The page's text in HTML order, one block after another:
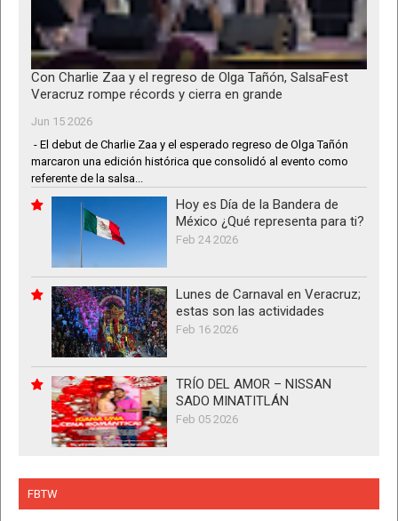
Con Charlie Zaa y el regreso de Olga Tañón, SalsaFest
Veracruz rompe récords y cierra en grande
Jun 15 2026
- El debut de Charlie Zaa y el esperado regreso de Olga Tañón
marcaron una edición histórica que consolidó al evento como
referente de la salsa...
Hoy es Día de la Bandera de
México ¿Qué representa para ti?
Feb 24 2026
Lunes de Carnaval en Veracruz;
estas son las actividades
Feb 16 2026
TRÍO DEL AMOR – NISSAN
SADO MINATITLÁN
Feb 05 2026
FBTW